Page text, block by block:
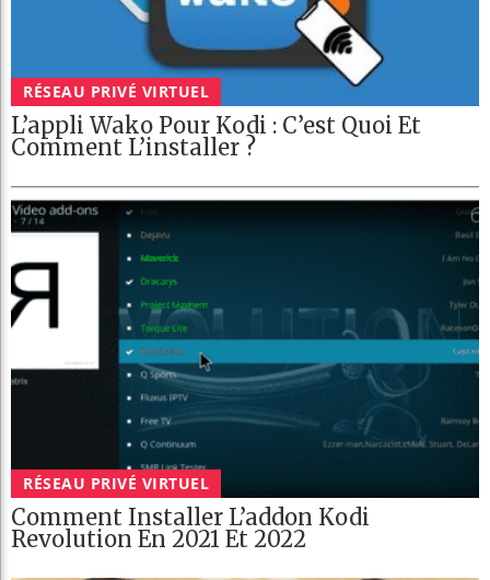
RÉSEAU PRIVÉ VIRTUEL
L’appli Wako Pour Kodi : C’est Quoi Et
Comment L’installer ?
RÉSEAU PRIVÉ VIRTUEL
Comment Installer L’addon Kodi
Revolution En 2021 Et 2022